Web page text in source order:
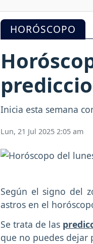
HORÓSCOPO
Inicia esta semana
Lun, 21 Jul 2025 2:05 am
Según el signo del
astros en el
Se trata de las
que no puedes dejar